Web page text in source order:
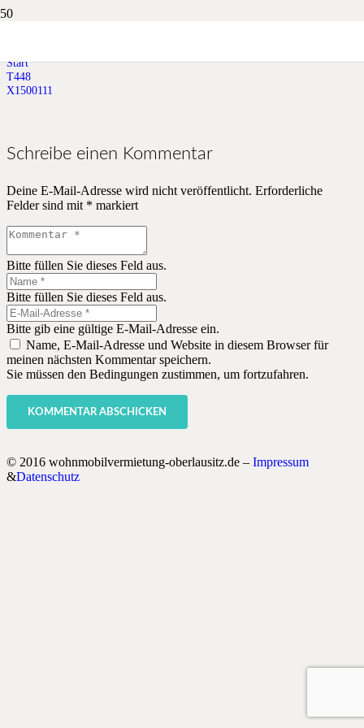
Start
T448
X1500111
Schreibe einen Kommentar
Deine E-Mail-Adresse wird nicht veröffentlicht. Erforderliche
Felder sind mit * markiert
Bitte füllen Sie dieses Feld aus.
Bitte füllen Sie dieses Feld aus.
Bitte gib eine gültige E-Mail-Adresse ein.
Name, E-Mail-Adresse und Website in diesem Browser für
meinen nächsten Kommentar speichern.
Sie müssen den Bedingungen zustimmen, um fortzufahren.
KOMMENTAR ABSCHICKEN
© 2016 wohnmobilvermietung-oberlausitz.de – Impressum
&Datenschutz